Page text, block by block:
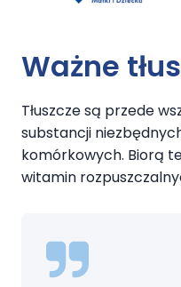
Ważne
Tłuszcze są przede
substancji
komórkowych. Biorą
witamin